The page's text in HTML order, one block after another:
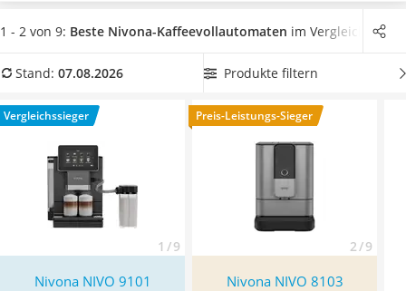
Tierhaarstaubsauger
Nespresso-Maschine
Messerschärfer
Service
können Sie nicht nur aus verschiedenen Kaffeeprogrammen
auswählen, sondern auch viele Werte selbst einstellen.
Kaffeevollautomat mit integriertem Milchaufschäumer
genießen zu können. Überzeugt hat uns hier im August 2026
besonders das Modell
Nivona NIVO 9101* mit seinen
Eigenschaften.
1 - 2 von 9: Beste Nivona-Kaffeevollautomaten im Vergleich
Stand: 07.08.2026 Produkte filtern
Vergleichssieger
1 / 9
Preis-Leistungs-Sieger
2 / 9
Nivona NIVO 9101 Nivona NIVO 8103